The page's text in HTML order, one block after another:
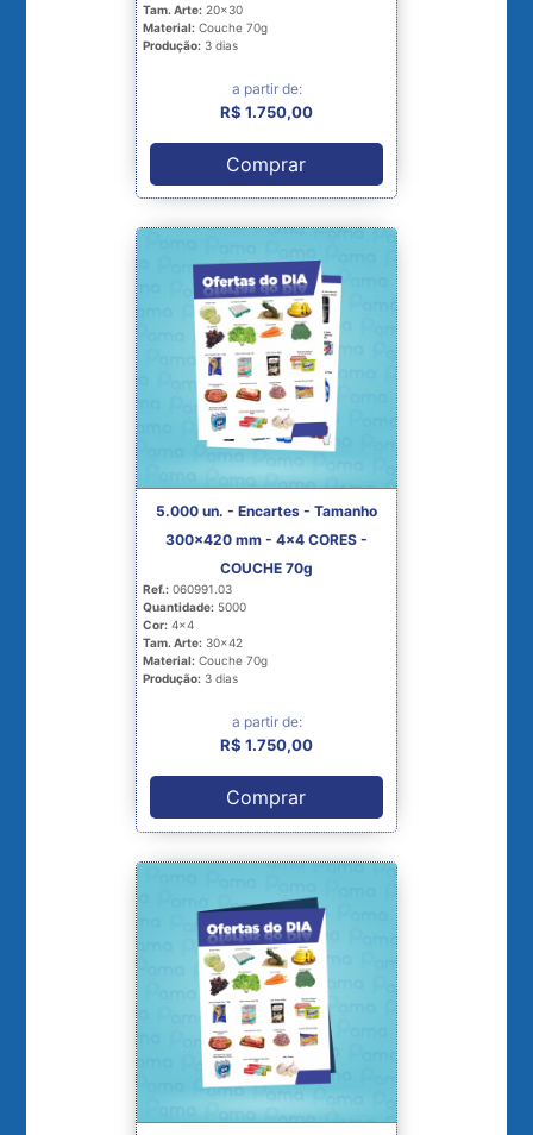
Tam. Arte: 20x30
Material: Couche 70g
Produção: 3 dias
a partir de:
R$ 1.750,00
Comprar
5.000 un. - Encartes - Tamanho
300x420 mm - 4x4 CORES -
COUCHE 70g
Ref.: 060991.03
Quantidade: 5000
Cor: 4x4
Tam. Arte: 30x42
Material: Couche 70g
Produção: 3 dias
a partir de:
R$ 1.750,00
Comprar